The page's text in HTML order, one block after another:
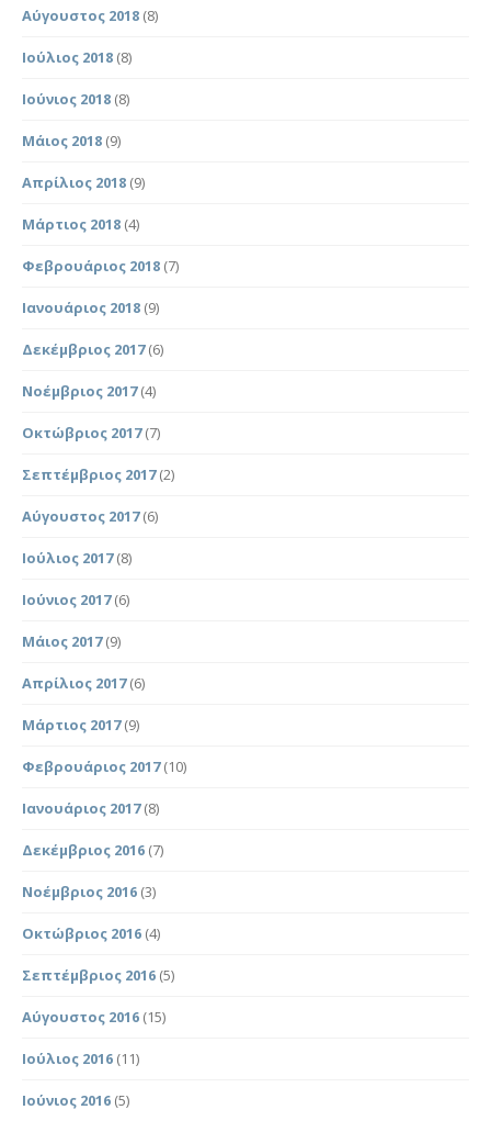
Αύγουστος 2018 (8)
Ιούλιος 2018 (8)
Ιούνιος 2018 (8)
Μάιος 2018 (9)
Απρίλιος 2018 (9)
Μάρτιος 2018 (4)
Φεβρουάριος 2018 (7)
Ιανουάριος 2018 (9)
Δεκέμβριος 2017(6)
Νοέμβριος 2017(4)
Οκτώβριος 2017(7)
Σεπτέμβριος 2017(2)
Αύγουστος 2017(6)
Ιούλιος 2017(8)
Ιούνιος 2017(6)
Μάιος 2017(9)
Απρίλιος 2017(6)
Μάρτιος 2017(9)
Φεβρουάριος 2017(10)
Ιανουάριος 2017(8)
Δεκέμβριος 2016 (7)
Νοέμβριος 2016 (3)
Οκτώβριος 2016 (4)
Σεπτέμβριος 2016 (5)
Αύγουστος 2016 (15)
Ιούλιος 2016 (11)
Ιούνιος 2016 (5)